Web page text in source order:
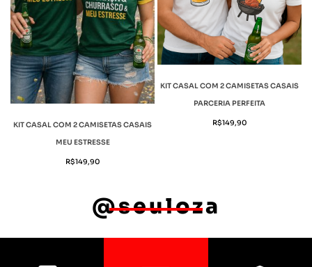
KIT CASAL COM 2 CAMISETAS CASAIS
MEU ESTRESSE
R$149,90
KIT CASAL COM 2 CAMISETAS CASAIS
PARCERIA PERFEITA
R$149,90
@seuloza